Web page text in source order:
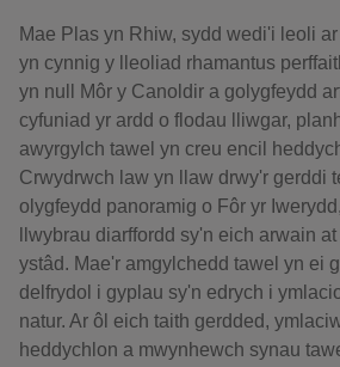
Mae Plas yn Rhiw, sydd wedi'i leoli
yn cynnig y lleoliad rhamantus
yn null Môr y Canoldir a golygfeydd
cyfuniad yr ardd o flodau lliwgar,
awyrgylch tawel yn creu encil
Crwydrwch law yn llaw drwy'r gerddi
olygfeydd panoramig o Fôr yr
llwybrau diarffordd sy'n eich arwain
ystâd. Mae'r amgylchedd tawel yn ei
delfrydol i gyplau sy'n edrych i
natur. Ar ôl eich taith gerdded,
heddychlon a mwynhewch synau